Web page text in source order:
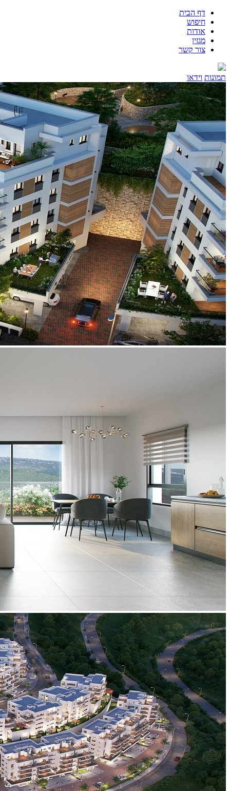
דף הבית
חיפוש
אודות
מגזין
צור קשר
תמונות וידאו